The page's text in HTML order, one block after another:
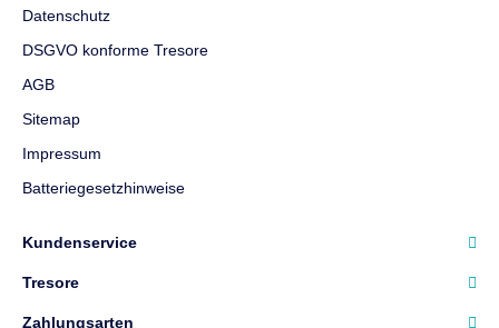
Datenschutz
DSGVO konforme Tresore
AGB
Sitemap
Impressum
Batteriegesetzhinweise
Kundenservice
Tresore
Zahlungsarten